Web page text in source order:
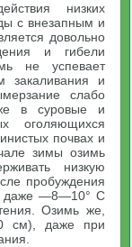
низких
с внезапным и
довольно
и гибели
не успевает
закаливания и
слабо
в суровые и
оголяющихся
почвах и
зимы озимь
низкую
пробуждения
даже —8—10° С
Озимь же,
см), даже при